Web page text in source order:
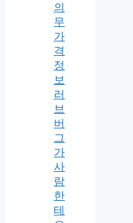
의
무
가
격
정
보
러
브
버
그
가
사
람
한
테